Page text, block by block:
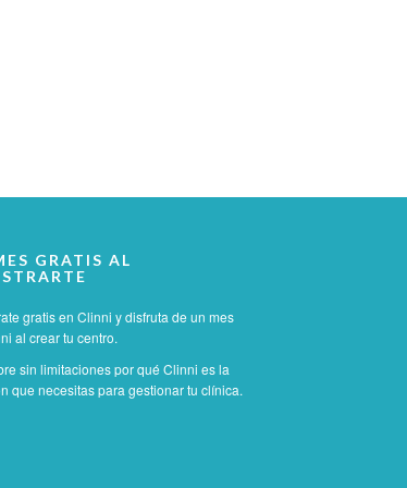
GRATIS AL
gratis en Clinni y disfruta de un mes
al crear tu centro.
sin limitaciones por qué Clinni es la
que necesitas para gestionar tu clínica.